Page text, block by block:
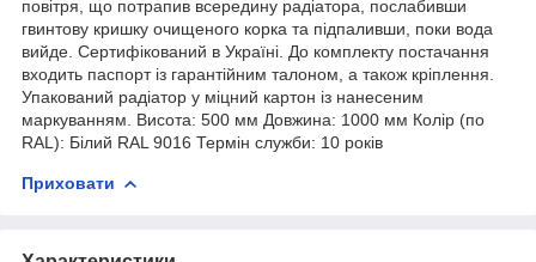
повітря, що потрапив всередину радіатора, послабивши
гвинтову кришку очищеного корка та підпаливши, поки вода
вийде. Сертифікований в Україні. До комплекту постачання
входить паспорт із гарантійним талоном, а також кріплення.
Упакований радіатор у міцний картон із нанесеним
маркуванням. Висота: 500 мм Довжина: 1000 мм Колір (по
RAL): Білий RAL 9016 Термін служби: 10 років
Приховати